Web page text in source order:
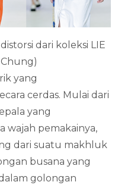
dari koleksi LIE
yang
cerdas. Mulai dari
yang
wajah pemakainya,
dari suatu makhluk
busana yang
golongan